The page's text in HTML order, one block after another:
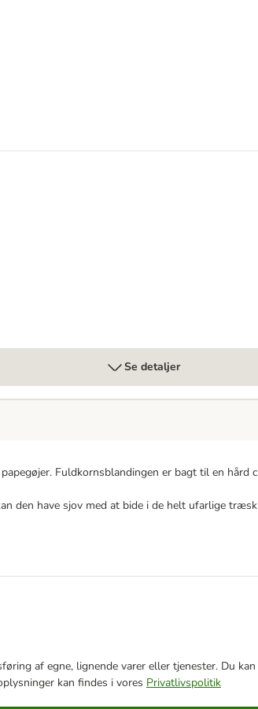
Se detaljer
Fuldkornsblandingen er bagt til en hård
den have sjov med at bide i de helt ufarlige
af egne, lignende varer eller tjenester. Du
kan findes i vores Privatlivspolitik